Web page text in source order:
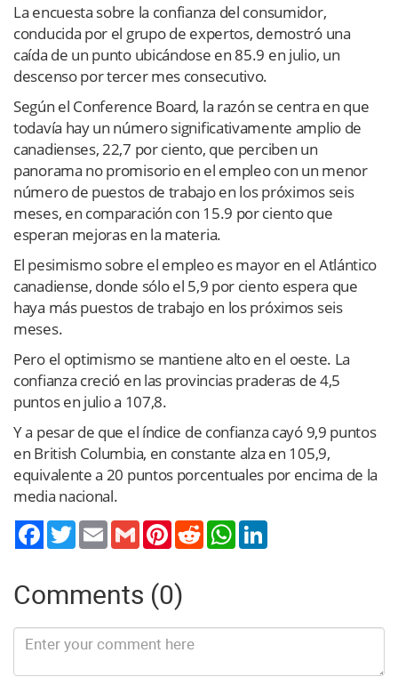
La encuesta sobre la confianza del consumidor,
conducida por el grupo de expertos, demostró una
caída de un punto ubicándose en 85.9 en julio, un
descenso por tercer mes consecutivo.
Según el Conference Board, la razón se centra en que
todavía hay un número significativamente amplio de
canadienses, 22,7 por ciento, que perciben un
panorama no promisorio en el empleo con un menor
número de puestos de trabajo en los próximos seis
meses, en comparación con 15.9 por ciento que
esperan mejoras en la materia.
El pesimismo sobre el empleo es mayor en el Atlántico
canadiense, donde sólo el 5,9 por ciento espera que
haya más puestos de trabajo en los próximos seis
meses.
Pero el optimismo se mantiene alto en el oeste. La
confianza creció en las provincias praderas de 4,5
puntos en julio a 107,8.
Y a pesar de que el índice de confianza cayó 9,9 puntos
en British Columbia, en constante alza en 105,9,
equivalente a 20 puntos porcentuales por encima de la
media nacional.
TwitterEmail Gmail PinterestReddit WhatsApp
Comments (0)